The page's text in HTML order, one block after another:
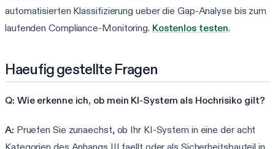
automatisierten Klassifizierung ueber die Gap-Analyse bis zum
laufenden Compliance-Monitoring. Kostenlos testen.
Haeufig gestellte Fragen
Q: Wie erkenne ich, ob mein KI-System als Hochrisiko gilt?
A: Pruefen Sie zunaechst, ob Ihr KI-System in eine der acht